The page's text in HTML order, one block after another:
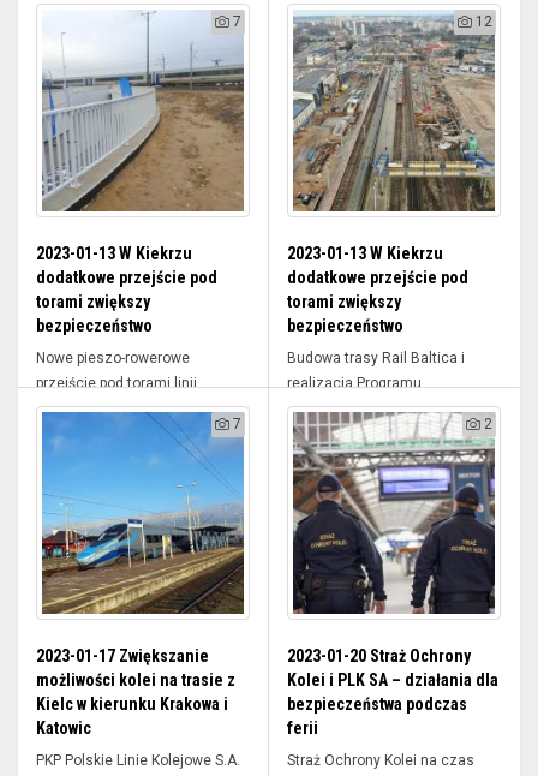
7
2023-01-13 W Kiekrzu
dodatkowe przejście pod
torami zwiększy
bezpieczeństwo
Nowe pieszo-rowerowe
przejście pod torami linii
Poznań – Szc...
12
2023-01-13 W Kiekrzu
dodatkowe przejście pod
torami zwiększy
bezpieczeństwo
Budowa trasy Rail Baltica i
realizacja Programu
Przystankowe...
7
2023-01-17 Zwiększanie
możliwości kolei na trasie z
Kielc w kierunku Krakowa i
Katowic
PKP Polskie Linie Kolejowe S.A.
2
2023-01-20 Straż Ochrony
Kolei i PLK SA – działania dla
bezpieczeństwa podczas
ferii
Straż Ochrony Kolei na czas